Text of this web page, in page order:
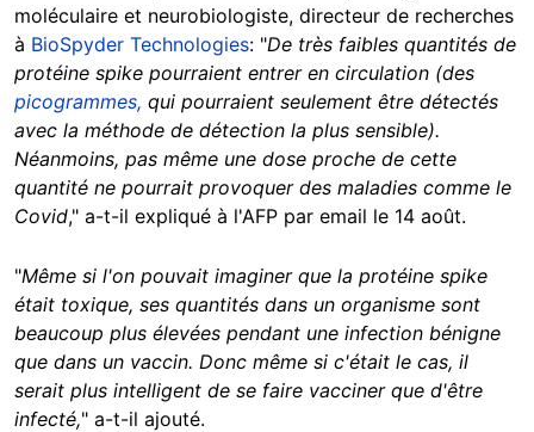
moléculaire et neurobiologiste, directeur de recherches
à BioSpyder Technologies: "De très faibles quantités de
protéine spike pourraient entrer en circulation (des
picogrammes, qui pourraient seulement être détectés
avec la méthode de détection la plus sensible).
Néanmoins, pas même une dose proche de cette
quantité ne pourrait provoquer des maladies comme le
Covid," a-t-il expliqué à l'AFP par email le 14 août.
"Même si l'on pouvait imaginer que la protéine spike
était toxique, ses quantités dans un organisme sont
beaucoup plus élevées pendant une infection bénigne
que dans un vaccin. Donc même si c'était le cas, il
serait plus intelligent de se faire vacciner que d'être
infecté," a-t-il ajouté.